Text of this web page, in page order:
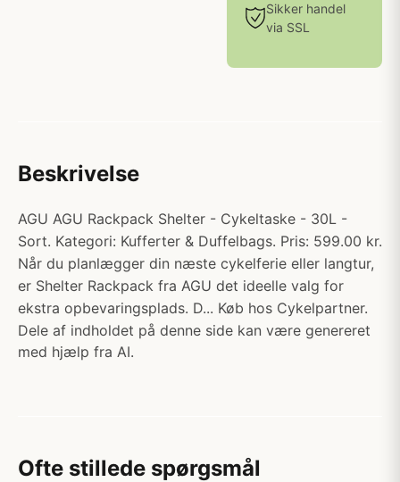
Sikker handel
via SSL
Beskrivelse
AGU AGU Rackpack Shelter - Cykeltaske - 30L -
Sort. Kategori: Kufferter & Duffelbags. Pris: 599.00 kr.
Når du planlægger din næste cykelferie eller langtur,
er Shelter Rackpack fra AGU det ideelle valg for
ekstra opbevaringsplads. D... Køb hos Cykelpartner.
Dele af indholdet på denne side kan være genereret
med hjælp fra AI.
Ofte stillede spørgsmål